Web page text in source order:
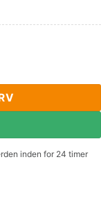
Neodymium
inden for 24 timer